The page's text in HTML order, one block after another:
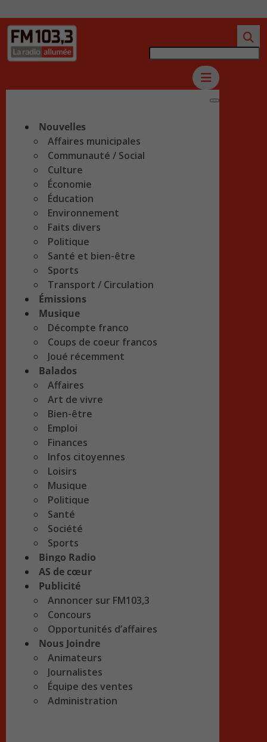
Nouvelles
Affaires municipales
Communauté / Social
Culture
Économie
Éducation
Environnement
Faits divers
Politique
Santé et bien-être
Sports
Transport / Circulation
Émissions
Musique
Décompte franco
Coups de coeur francos
Joué récemment
Balados
Affaires
Art de vivre
Bien-être
Emploi
Finances
Infos citoyennes
Loisirs
Musique
Politique
Santé
Société
Sports
Bingo Radio
AS de cœur
Publicité
Annoncer sur FM103,3
Concours
Opportunités d’affaires
Nous Joindre
Animateurs
Journalistes
Équipe des ventes
Administration